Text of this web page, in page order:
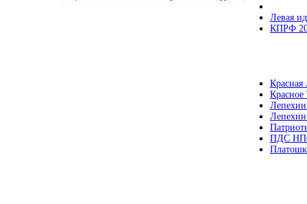
Левая
КПРФ
Красная
ПДС